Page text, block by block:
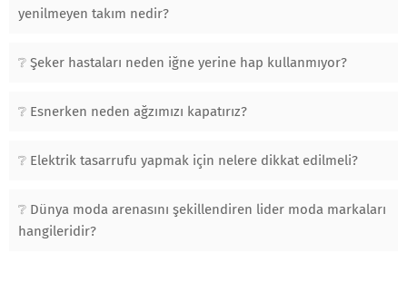
yenilmeyen takım nedir?
Şeker hastaları neden iğne yerine hap kullanmıyor?
Esnerken neden ağzımızı kapatırız?
Elektrik tasarrufu yapmak için nelere dikkat edilmeli?
Dünya moda arenasını şekillendiren lider moda markaları
hangileridir?